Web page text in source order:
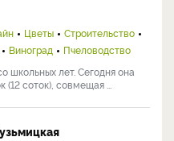
Цветы
Строительство
Виноград
Пчеловодство
школьных лет. Сегодня она
соток), совмещая ...